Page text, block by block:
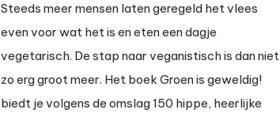
geweldig!
Steeds meer mensen laten geregeld het vlees
even voor wat het is en eten een dagje
vegetarisch. De stap naar veganistisch is dan niet
zo erg groot meer. Het boek Groen is geweldig!
biedt je volgens de omslag 150 hippe, heerlijke